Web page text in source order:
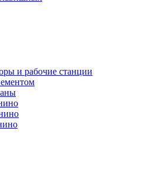
и рабочие станции